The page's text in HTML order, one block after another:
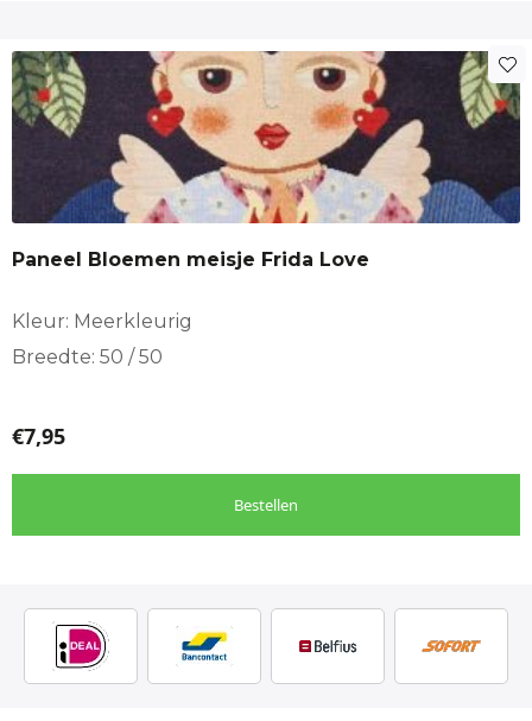
Paneel Bloemen meisje Frida Love
Kleur: Meerkleurig
Breedte: 50 / 50
€7,95
Bestellen